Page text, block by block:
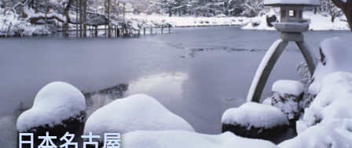
日本名古屋